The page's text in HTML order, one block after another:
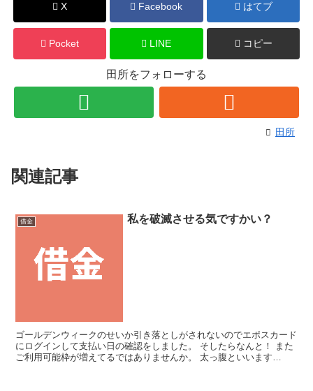
X Facebook はてブ
Pocket LINE コピー
田所をフォローする
田所
関連記事
借金 私を破滅させる気ですかい？
ゴールデンウィークのせいか引き落としがされないのでエポスカード
にログインして支払い日の確認をしました。 そしたらなんと！ また
ご利用可能枠が増えてるではありませんか。 太っ腹といいます